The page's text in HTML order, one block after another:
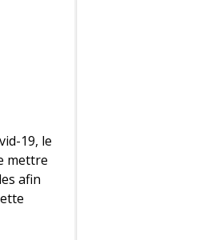
19, le
mettre
afin